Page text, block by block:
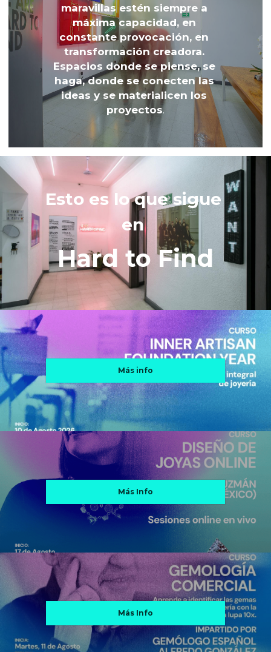
maravillas estén siempre a
máxima capacidad, en
constante provocación, en
transformación creadora.
Espacios donde se piense, se
haga, donde se conecten las
ideas y se materialicen los
proyectos.
Esto es lo que sigue
en
Hard to Find
Más info
Más Info
Más Info